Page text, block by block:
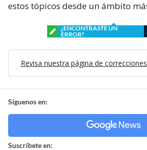
estos tópicos desde un ámbito
¿ENCONTRASTE UN
ERROR?
Revisa nuestra página de correcciones
Síguenos en:
Suscríbete en: